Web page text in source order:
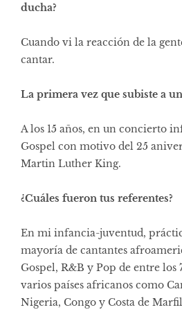
ducha?
Cuando vi la reacción de la
cantar.
La primera vez que subiste a
A los 15 años, en un concierto
Gospel con motivo del 25
Martin Luther King.
¿Cuáles fueron tus referentes?
En mi infancia-juventud,
mayoría de cantantes
Gospel, R&B y Pop de entre los
varios países africanos como
Nigeria, Congo y Costa de